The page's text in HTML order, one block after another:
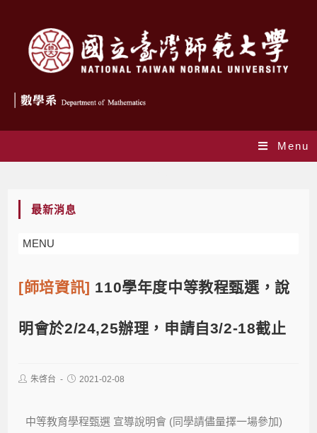
Menu
最新消息
MENU
[師培資訊] 110學年度中等教程甄選，說
明會於2/24,25辦理，申請自3/2-18截止
朱啓台 2021-02-08
中等教育學程甄選 宣導說明會 (同學請儘量擇一場參加)